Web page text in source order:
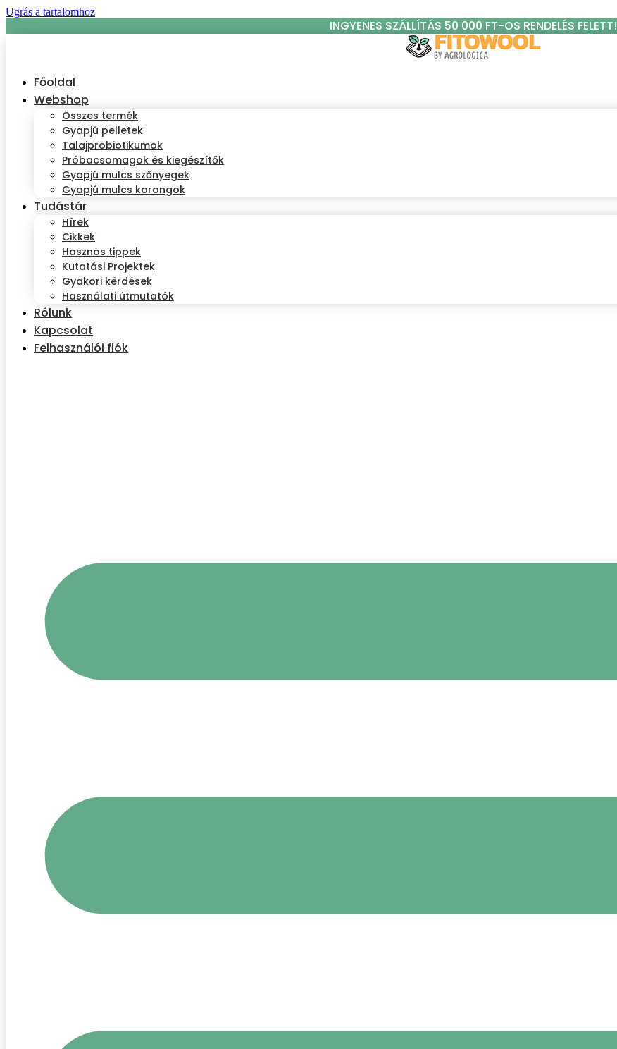
Ugrás a tartalomhoz
INGYENES SZÁLLÍTÁS 50 000 FT-OS RENDELÉS FELETT!
Főoldal
Webshop
Összes termék
Gyapjú pelletek
Talajprobiotikumok
Próbacsomagok és kiegészítők
Gyapjú mulcs szőnyegek
Gyapjú mulcs korongok
Tudástár
Hírek
Cikkek
Hasznos tippek
Kutatási Projektek
Gyakori kérdések
Használati útmutatók
Rólunk
Kapcsolat
Felhasználói fiók